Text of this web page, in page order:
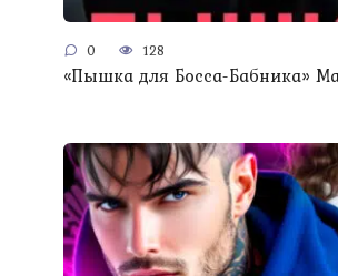
0 128
«Пышка для Босса-Бабника»